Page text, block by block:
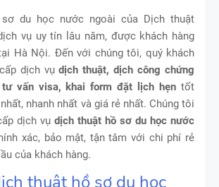
du học nước ngoài của Dịch thuật
vụ uy tín lâu năm, được khách hàng
Hà Nội. Đến với chúng tôi, quý khách
dịch vụdịch thuật, dịch công chứng
vấn visa, khai form đặt lịch hẹn tốt
nhanh nhất và giá rẻ nhất. Chúng tôi
dịch vụ dịch thuật hồ sơ du học nước
xác, bảo mật, tận tâm với chi phí rẻ
của khách hàng.
thuật hồ sơ du học